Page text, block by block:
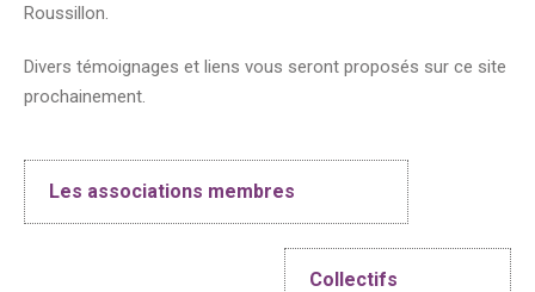
Roussillon.
Divers témoignages et liens vous seront proposés sur ce site
prochainement.
Post
navigation
Les associations membres
Collectifs